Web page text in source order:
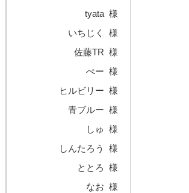
tyata 様
いちじく
様
佐藤TR 様
ぺー 様
ヒルビリー 様
青ブルー 様
しゅ
様
しんたろう
様
ととろ
様
なお 様